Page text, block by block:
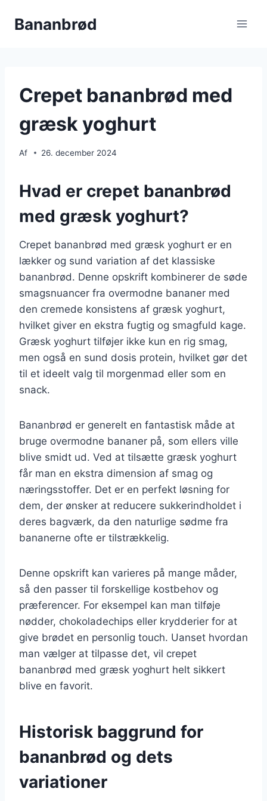
Bananbrød
Crepet bananbrød med
græsk yoghurt
Af 26. december 2024
Hvad er crepet bananbrød
med græsk yoghurt?
Crepet bananbrød med græsk yoghurt er en
lækker og sund variation af det klassiske
bananbrød. Denne opskrift kombinerer de søde
smagsnuancer fra overmodne bananer med
den cremede konsistens af græsk yoghurt,
hvilket giver en ekstra fugtig og smagfuld kage.
Græsk yoghurt tilføjer ikke kun en rig smag,
men også en sund dosis protein, hvilket gør det
til et ideelt valg til morgenmad eller som en
snack.
Bananbrød er generelt en fantastisk måde at
bruge overmodne bananer på, som ellers ville
blive smidt ud. Ved at tilsætte græsk yoghurt
får man en ekstra dimension af smag og
næringsstoffer. Det er en perfekt løsning for
dem, der ønsker at reducere sukkerindholdet i
deres bagværk, da den naturlige sødme fra
bananerne ofte er tilstrækkelig.
Denne opskrift kan varieres på mange måder,
så den passer til forskellige kostbehov og
præferencer. For eksempel kan man tilføje
nødder, chokoladechips eller krydderier for at
give brødet en personlig touch. Uanset hvordan
man vælger at tilpasse det, vil crepet
bananbrød med græsk yoghurt helt sikkert
blive en favorit.
Historisk baggrund for
bananbrød og dets
variationer